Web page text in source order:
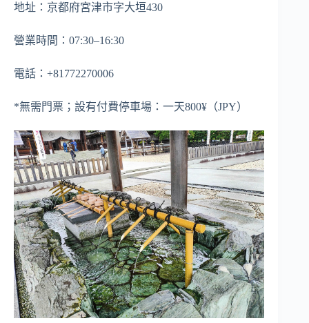
地址：京都府宮津市字大垣430
營業時間：07:30–16:30
電話：+81772270006
*無需門票；設有付費停車場：一天800¥（JPY）